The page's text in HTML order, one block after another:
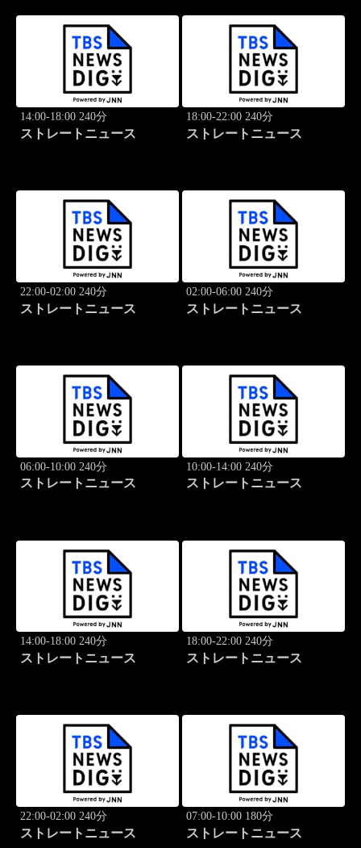
14:00-18:00 240分
ストレートニュース
18:00-22:00 240分
ストレートニュース
22:00-02:00 240分
ストレートニュース
02:00-06:00 240分
ストレートニュース
06:00-10:00 240分
ストレートニュース
10:00-14:00 240分
ストレートニュース
14:00-18:00 240分
ストレートニュース
18:00-22:00 240分
ストレートニュース
22:00-02:00 240分
ストレートニュース
07:00-10:00 180分
ストレートニュース